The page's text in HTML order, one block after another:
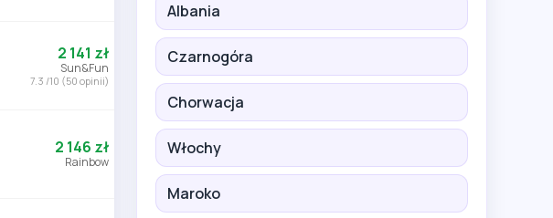
2 141 zł
Sun&Fun
7.3 /10 (50 opinii)
2 146 zł
Rainbow
Albania
Czarnogóra
Chorwacja
Włochy
Maroko